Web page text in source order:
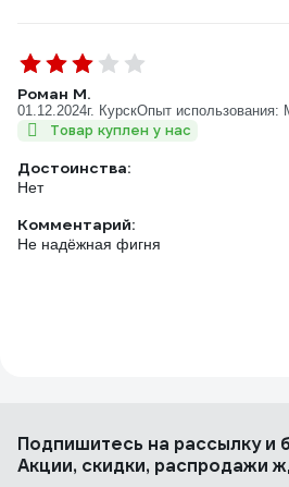
Роман М.
01.12.2024г. КурскОпыт использования:
Товар куплен у нас
Достоинства:
Нет
Комментарий:
Не надёжная фигня
Подпишитесь на рассылкуи
Акции, скидки, распродажи